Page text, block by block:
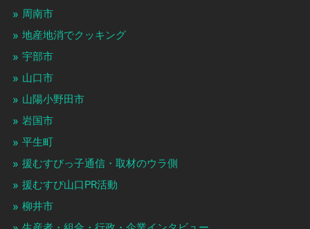
周南市
地産地消でクッキング
宇部市
山口市
山陽小野田市
岩国市
平生町
援むすびっ子通信・取材のウラ側
援むすび山口PR活動
柳井市